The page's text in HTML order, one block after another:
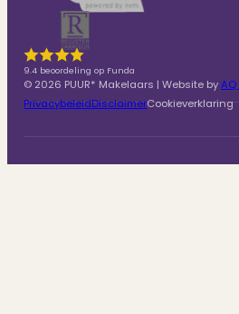
9.4 beoordeling op Funda
© 2026 PUUR* Makelaars | Website by
PrivacybeleidDisclaimerCookieverklaring